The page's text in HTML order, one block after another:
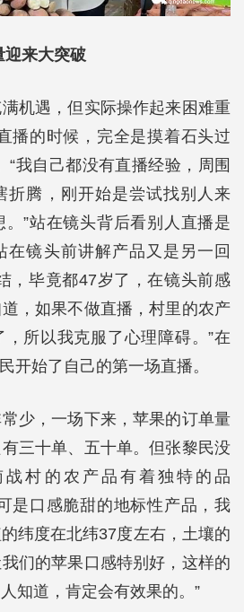
迎来大突破
机遇，但实际操作起来困难重
播的时候，完全是摸着石头过
“我自己都没有直播经验，周围
折腾，刚开始是尝试找别人来
”站在镜头背后看别人直播是
在镜头前讲解产品又是另一回
，毕竟都47岁了，在镜头前感
，如果不做直播，村里的农产
所以我克服了心理障碍。”在
开始了自己的第一场直播。
少，一场下来，苹果的订单量
三十单、五十单。但张黎民没
村的农产品有着独特的品
是口感脆甜的地标性产品，我
纬度在北纬37度左右，土壤的
们的苹果口感特别好，这样的
知道，肯定会有效果的。”